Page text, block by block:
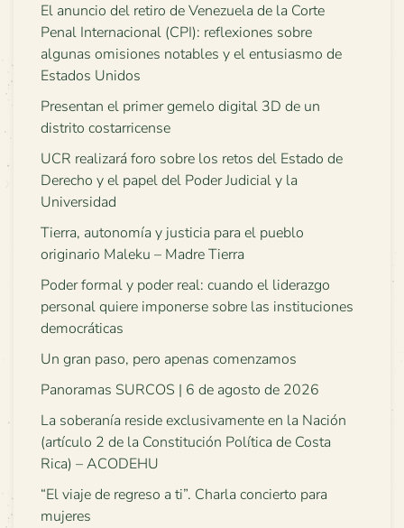
El anuncio del retiro de Venezuela de la Corte
Penal Internacional (CPI): reflexiones sobre
algunas omisiones notables y el entusiasmo de
Estados Unidos
Presentan el primer gemelo digital 3D de un
distrito costarricense
UCR realizará foro sobre los retos del Estado de
Derecho y el papel del Poder Judicial y la
Universidad
Tierra, autonomía y justicia para el pueblo
originario Maleku – Madre Tierra
Poder formal y poder real: cuando el liderazgo
personal quiere imponerse sobre las instituciones
democráticas
Un gran paso, pero apenas comenzamos
Panoramas SURCOS | 6 de agosto de 2026
La soberanía reside exclusivamente en la Nación
(artículo 2 de la Constitución Política de Costa
Rica) – ACODEHU
“El viaje de regreso a ti”. Charla concierto para
mujeres